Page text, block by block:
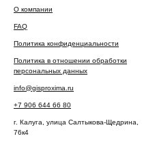
О компании
FAQ
Политика конфиденциальности
Политика в отношении обработки
персональных данных
info@gisproxima.ru
+7 906 644 66 80
г. Калуга, улица Салтыкова-Щедрина,
76к4